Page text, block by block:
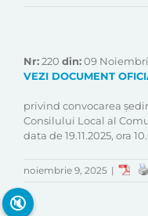
Nr:220 din:09
VEZI DOCUMENT
privind convocarea
Consilului Local al
data de 19.11.2025, ora
noiembrie 9, 2025 |
🔇